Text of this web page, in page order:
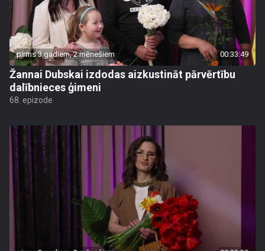
pirms 3 gadiem, 2 mēnešiem 00:33:49
Žannai Dubskai izdodas aizkustināt pārvērtību
dalībnieces ģimeni
68. epizode